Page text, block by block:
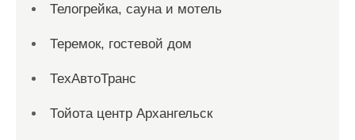
Телогрейка, сауна и мотель
Теремок, гостевой дом
ТехАвтоТранс
Тойота центр Архангельск